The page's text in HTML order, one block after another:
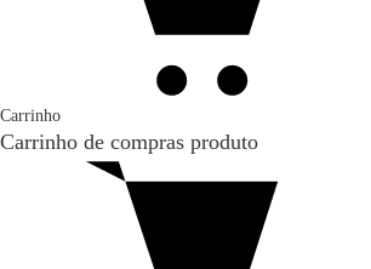
Carrinho
Carrinho de compras produto